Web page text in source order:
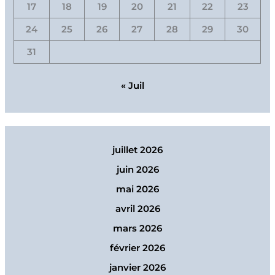
17 18 19 20 21 22 23
24 25 26 27 28 29 30
31
« Juil
juillet 2026
juin 2026
mai 2026
avril 2026
mars 2026
février 2026
janvier 2026